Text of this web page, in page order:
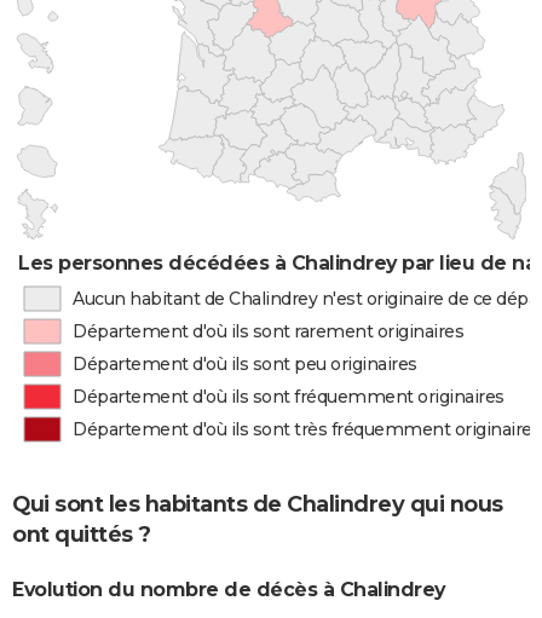
Les personnes décédées à Chalindrey par lieu de
Aucun habitant de Chalindrey n'est originaire de ce
Département d'où ils sont rarement originaires
Département d'où ils sont peu originaires
Département d'où ils sont fréquemment originaires
Département d'où ils sont très fréquemment originaires
Qui sont les habitants de Chalindrey qui nous
ont quittés ?
Evolution du nombre de décès à Chalindrey